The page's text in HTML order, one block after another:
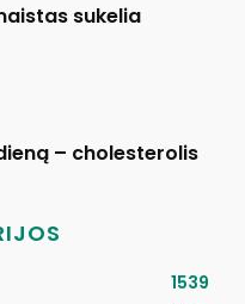
sukelia
– cholesterolis
1539